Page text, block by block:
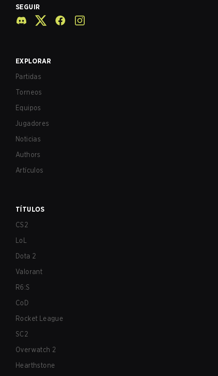
SEGUIR
EXPLORAR
Partidas
Torneos
Equipos
Jugadores
Noticias
Authors
Artículos
TÍTULOS
CS2
LoL
Dota 2
Valorant
R6:S
CoD
Rocket League
SC2
Overwatch 2
Hearthstone